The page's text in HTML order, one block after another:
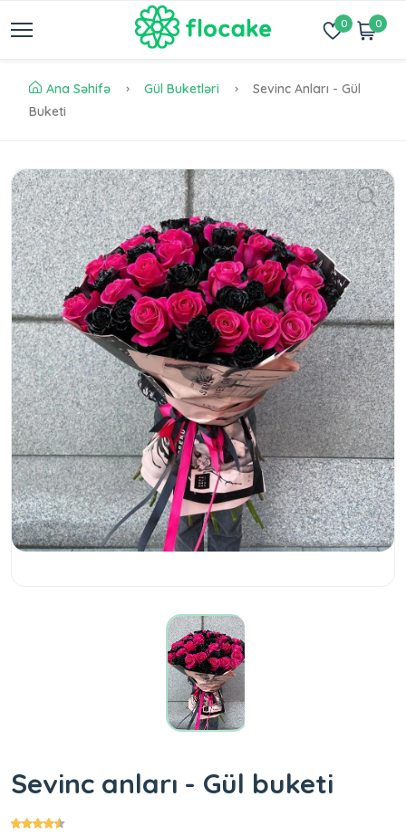
0 0
Ana Səhifə Gül Buketləri
Sevinc Anları - Gül
Buketi
Sevinc anları - Gül buketi